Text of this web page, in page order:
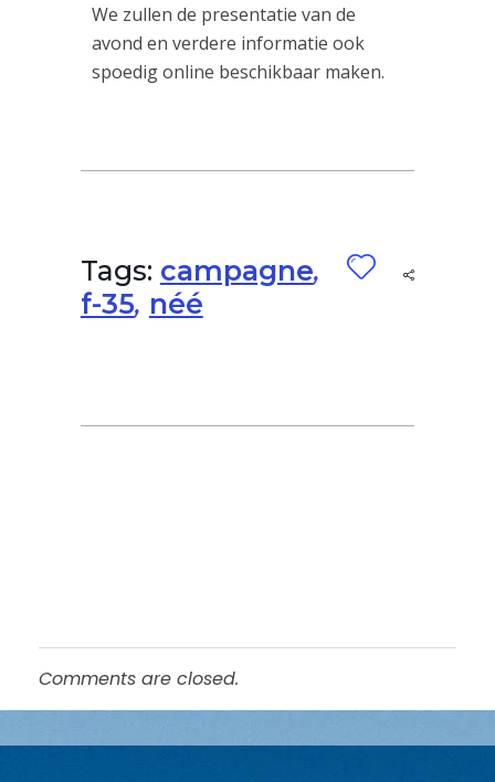
We zullen de presentatie van de
avond en verdere informatie ook
spoedig online beschikbaar maken.
Tags: campagne,
f-35, néé
Comments are closed.